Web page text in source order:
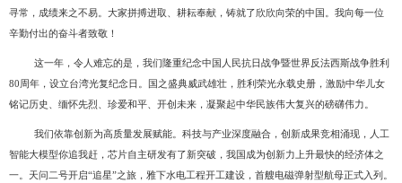
寻常，成绩来之不易。大家拼搏进取、耕耘奉献，铸就了欣欣向荣的中国。我向每一位
辛勤付出的奋斗者致敬！
这一年，令人难忘的是，我们隆重纪念中国人民抗日战争暨世界反法西斯战争胜利
80周年，设立台湾光复纪念日。国之盛典威武雄壮，胜利荣光永载史册，激励中华儿女
铭记历史、缅怀先烈、珍爱和平、开创未来，凝聚起中华民族伟大复兴的磅礴伟力。
我们依靠创新为高质量发展赋能。科技与产业深度融合，创新成果竞相涌现，人工
智能大模型你追我赶，芯片自主研发有了新突破，我国成为创新力上升最快的经济体之
一。天问二号开启“追星”之旅，雅下水电工程开工建设，首艘电磁弹射型航母正式入列。